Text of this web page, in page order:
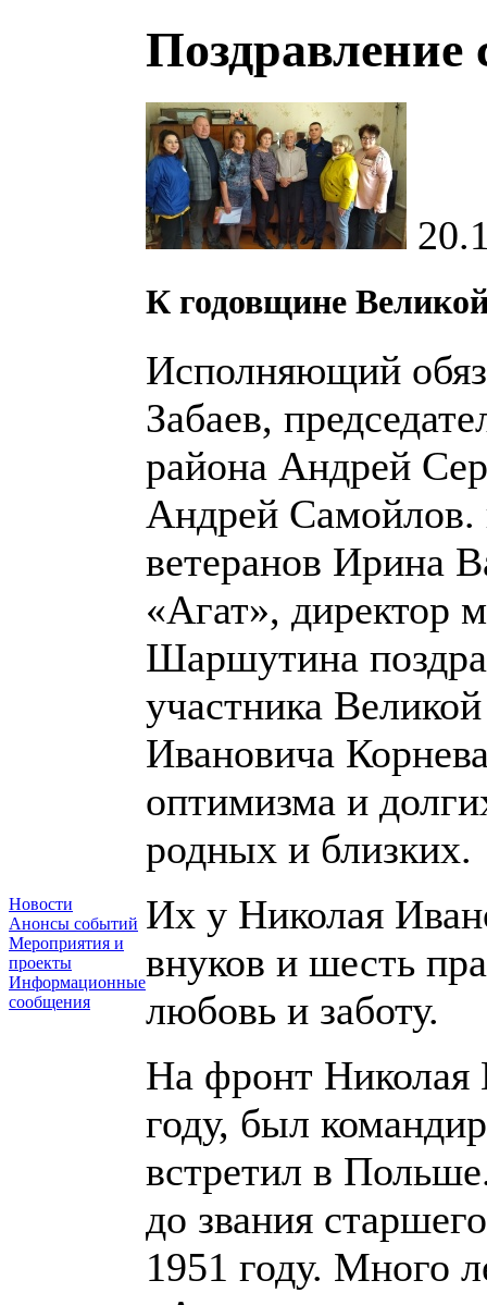
Новости
Анонсы событий
Мероприятия и
проекты
Информационные
сообщения
Поздравление
К годовщине
Исполняющий
Забаев,
района Андрей
Андрей Самойлов.
ветеранов Ирина
«Агат», директор
Шаршутина
участника
Ивановича
оптимизма и
родных и близких.
Их у Николая
внуков и шесть
любовь и заботу.
На фронт Николая
году, был
встретил в
до звания
1951 году. Много